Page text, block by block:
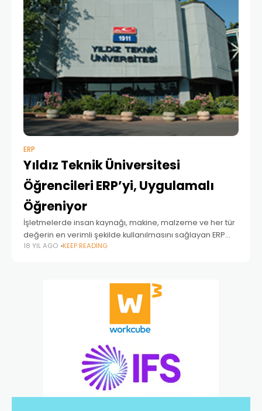
ERP
Yıldız Teknik Üniversitesi
Öğrencileri ERP’yi, Uygulamalı
Öğreniyor
İşletmelerde insan kaynağı, makine, malzeme ve her tür
değerin en verimli şekilde kullanılmasını sağlayan ERP
(Enterprise Resource Planning: Kurumsal Kaynak
18 YIL AGO KEEP READING